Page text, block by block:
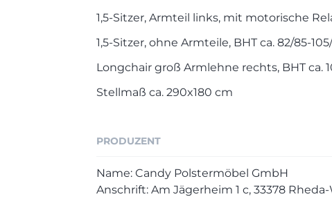
1,5-Sitzer, Armteil links, mit motorische
1,5-Sitzer, ohne Armteile, BHT ca. 82/85-105/
Longchair groß Armlehne rechts, BHT ca.
Stellmaß ca. 290x180 cm
PRODUZENT
Name: Candy Polstermöbel GmbH
Anschrift: Am Jägerheim 1 c, 33378